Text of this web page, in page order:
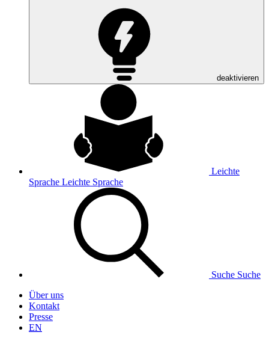
deaktivieren
Leichte
Sprache Leichte Sprache
Suche Suche
Über uns
Kontakt
Presse
EN